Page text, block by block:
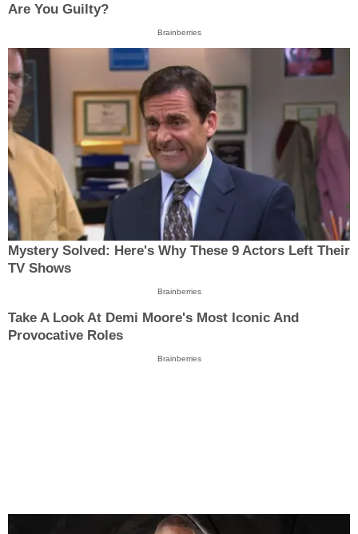
Are You Guilty?
Brainberries
Mystery Solved: Here's Why These 9 Actors Left Their
TV Shows
Brainberries
Take A Look At Demi Moore's Most Iconic And
Provocative Roles
Brainberries